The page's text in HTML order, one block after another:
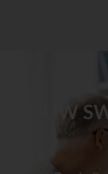
BodySwitch
BodySwitch
BodySwitch
BodySwitch
BodySwitch
JOUW